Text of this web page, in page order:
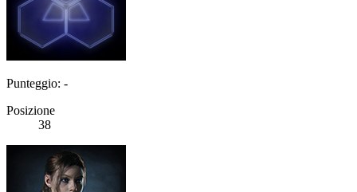
Punteggio: -
Posizione
38